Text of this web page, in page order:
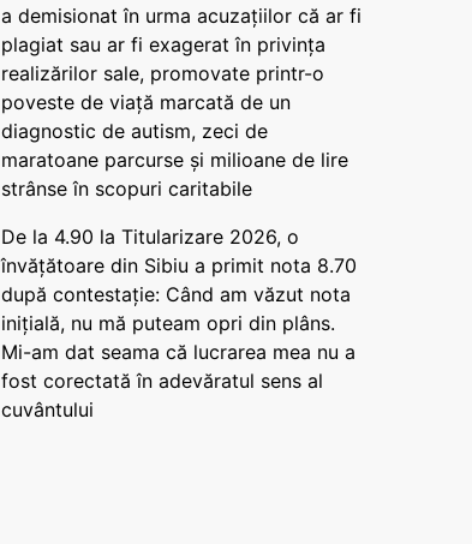
a demisionat în urma acuzațiilor că ar fi
plagiat sau ar fi exagerat în privința
realizărilor sale, promovate printr-o
poveste de viață marcată de un
diagnostic de autism, zeci de
maratoane parcurse și milioane de lire
strânse în scopuri caritabile
De la 4.90 la Titularizare 2026, o
învățătoare din Sibiu a primit nota 8.70
după contestație: Când am văzut nota
inițială, nu mă puteam opri din plâns.
Mi-am dat seama că lucrarea mea nu a
fost corectată în adevăratul sens al
cuvântului